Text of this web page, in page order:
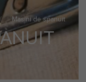
Masini de spanuit